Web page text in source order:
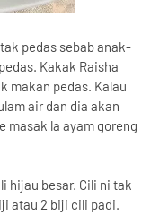
pedas sebab anak-
Kakak Raisha
makan pedas. Kalau
air dan dia akan
masak la ayam goreng
hijau besar. Cili ni tak
atau 2 biji cili padi.